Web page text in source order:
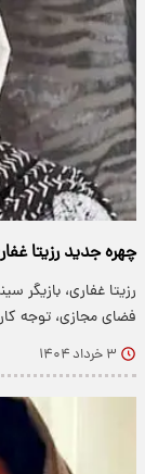
چهره جدید رزیتا
رزیتا غفاری، بازیگر
فضای مجازی، توجه
۳ خرداد ۱۴۰۴